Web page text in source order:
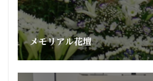
メモリアル花壇